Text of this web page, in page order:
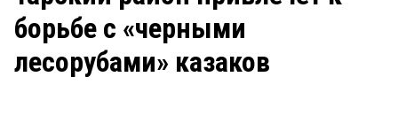
ЗАКОН
НОВОСТИ КОМПАНИЙ Блоги
Архив
борьбе с «черными
лесорубами» казаков